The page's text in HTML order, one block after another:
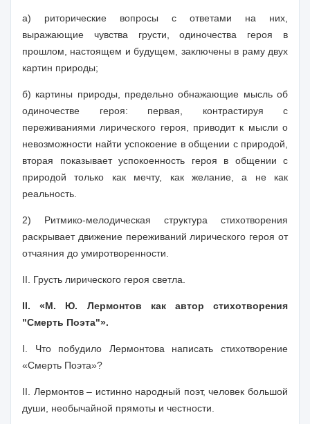
а) риторические вопросы с ответами на них,
выражающие чувства грусти, одиночества героя в
прошлом, настоящем и будущем, заключены в раму двух
картин природы;
б) картины природы, предельно обнажающие мысль об
одиночестве героя: первая, контрастируя с
переживаниями лирического героя, приводит к мысли о
невозможности найти успокоение в общении с природой,
вторая показывает успокоенность героя в общении с
природой только как мечту, как желание, а не как
реальность.
2) Ритмико-мелодическая структура стихотворения
раскрывает движение переживаний лирического героя от
отчаяния до умиротворенности.
II. Грусть лирического героя светла.
II. «М. Ю. Лермонтов как автор стихотворения
"Смерть Поэта"».
I. Что побудило Лермонтова написать стихотворение
«Смерть Поэта»?
II. Лермонтов – истинно народный поэт, человек большой
души, необычайной прямоты и честности.